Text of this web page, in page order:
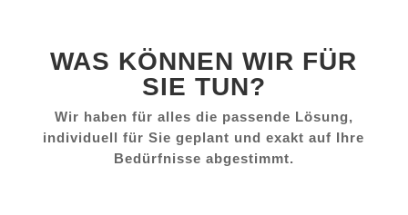
WAS KÖNNEN WIR FÜR
SIE TUN?
Wir haben für alles die passende Lösung,
individuell für Sie geplant und exakt auf Ihre
Bedürfnisse abgestimmt.